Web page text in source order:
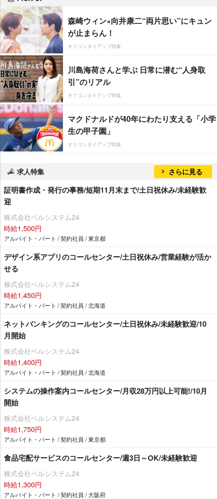
森崎ウィン×向井康二“両片思い”にキュン
が止まらん！
オリコンタイアップ特集
川島海荷さんと学ぶ 日常に潜む“人身取
引”のリアル
オリコンタイアップ特集
マクドナルドが40年にわたり支える「小学
生の甲子園」
オリコンタイアップ特集
求人特集 さらに見る
証明書作成・発行の事務/短期11月末まで/土日祝休み/未経験歓
迎
株式会社ベルシステム24
時給1,500円
アルバイト・パート / 契約社員 / 東京都
デザイン系アプリのコールセンター/土日祝休み/営業経験が活か
せる
株式会社ベルシステム24
時給1,450円
アルバイト・パート / 契約社員 / 北海道
ネットバンキングのコールセンター/土日祝休み/未経験歓迎/10
月開始
株式会社ベルシステム24
時給1,400円
アルバイト・パート / 契約社員 / 北海道
システムの操作案内コールセンター/月収28万円以上可能!/10月
開始
株式会社ベルシステム24
時給1,750円
アルバイト・パート / 契約社員 / 東京都
食品宅配サービスのコールセンター/週3日～OK/未経験歓迎
株式会社ベルシステム24
時給1,300円
アルバイト・パート / 契約社員 / 大阪府